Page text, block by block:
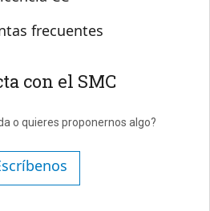
frecuentes
con el SMC
o quieres proponernos algo?